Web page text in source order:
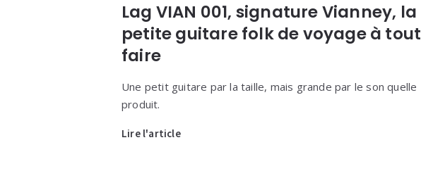
Lag VIAN 001, signature Vianney, la
petite guitare folk de voyage à tout
faire
Une petit guitare par la taille, mais grande par le son quelle
produit.
Lire l'article